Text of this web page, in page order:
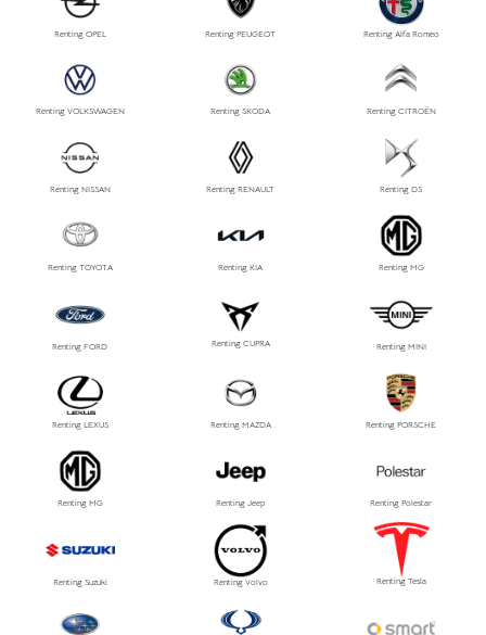
Renting OPEL Renting PEUGEOT Renting Alfa Romeo
Renting VOLKSWAGEN Renting SKODA Renting CITROËN
Renting NISSAN Renting RENAULT Renting DS
Renting TOYOTA Renting KIA Renting MG
Renting FORD Renting CUPRA Renting MINI
Renting LEXUS Renting MAZDA Renting PORSCHE
Renting MG Renting Jeep Renting Polestar
Renting Suzuki Renting Volvo Renting Tesla